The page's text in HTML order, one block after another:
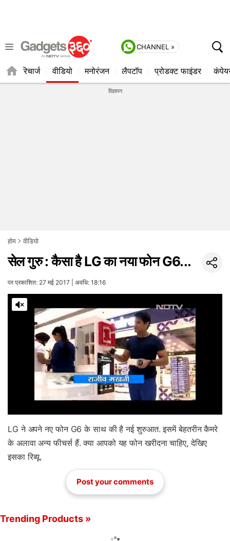
CHANNEL »
रिचार्ज वीडियो मनोरंजन लैपटॉप प्रोडक्ट फाइंडर
विज्ञापन
होम वीडियो
सेल गुरु : कैसा है LG का नया फोन G6...
पर प्रकाशित: 27 मई 2017 | अवधि: 18:16
LG ने अपने नए फोन G6 के साथ की है नई शुरुआत. इसमें बेहतरीन कैमरे
के अलावा अन्य फीचर्स हैं. क्या आपको यह फोन खरीदना चाहिए, देखिए
इसका रिव्यू.
Post your comments
Trending Products »